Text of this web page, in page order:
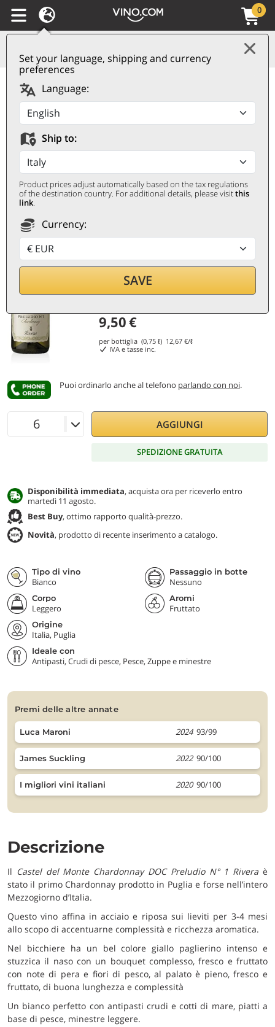
Set your language, shipping and currency
preferences
Language:
Ship to:
Product prices adjust automatically based on the tax regulations
of the destination country. For additional details, please visitthis
link.
Currency:
SAVE
0
Castel del Monte
Chardonnay DOC
Preludio N° 1 2025
Rivera
RIVERA
0,75 ℓ
9,50€
per bottiglia (0,75 ℓ) 12,67 €/ℓ
IVA e tasse inc.
Puoi ordinarlo anche al telefono parlando con noi.
AGGIUNGI
SPEDIZIONE GRATUITA
Disponibilità immediata, acquista ora per riceverlo entro
martedì 11 agosto.
Best Buy, ottimo rapporto qualità-prezzo.
Novità, prodotto di recente inserimento a catalogo.
Tipo di vino
Bianco
Passaggio in botte
Nessuno
Corpo
Leggero
Aromi
Fruttato
Origine
Italia, Puglia
Ideale con
Antipasti, Crudi di pesce, Pesce, Zuppe e minestre
premi delle altre annate
Luca Maroni 2024 93/99
James Suckling 2022 90/100
I migliori vini italiani 2020 90/100
Descrizione
Il Castel del Monte Chardonnay DOC Preludio N° 1 Rivera è
stato il primo Chardonnay prodotto in Puglia e forse nell’intero
Mezzogiorno d’Italia.
Questo vino affina in acciaio e riposa sui lieviti per 3-4 mesi
allo scopo di accentuarne complessità e ricchezza aromatica.
Nel bicchiere ha un bel colore giallo paglierino intenso e
stuzzica il naso con un bouquet complesso, fresco e fruttato
con note di pera e fiori di pesco, al palato è pieno, fresco e
fruttato, di buona lunghezza e complessità
Un bianco perfetto con antipasti crudi e cotti di mare, piatti a
base di pesce, minestre leggere.